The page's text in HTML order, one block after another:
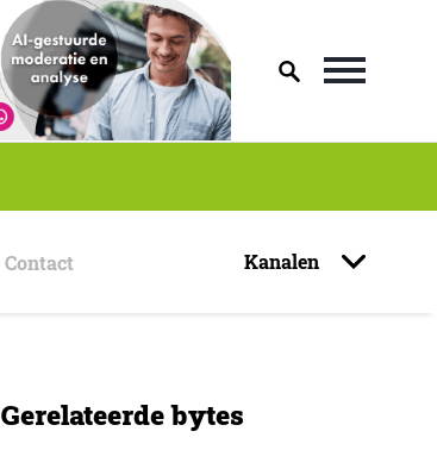
Contact Kanalen
Gerelateerde bytes